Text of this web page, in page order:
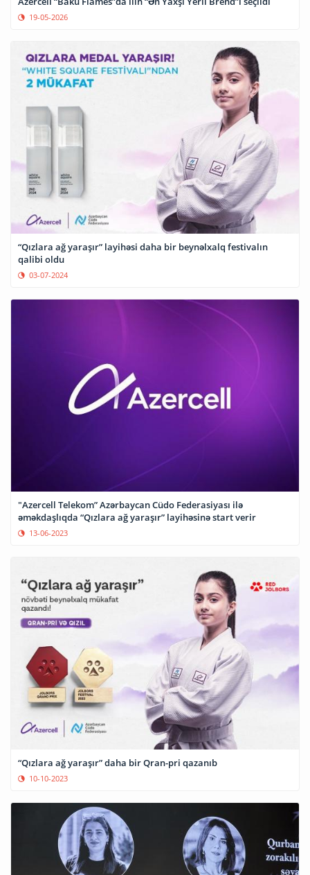
19-05-2026
“Qızlara ağ yaraşır” layihəsi daha bir beynəlxalq festivalın
qalibi oldu
03-07-2024
"Azercell Telekom” Azərbaycan Cüdo Federasiyası ilə
əməkdaşlıqda “Qızlara ağ yaraşır” layihəsinə start verir
13-06-2023
“Qızlara ağ yaraşır” daha bir Qran-pri qazanıb
10-10-2023